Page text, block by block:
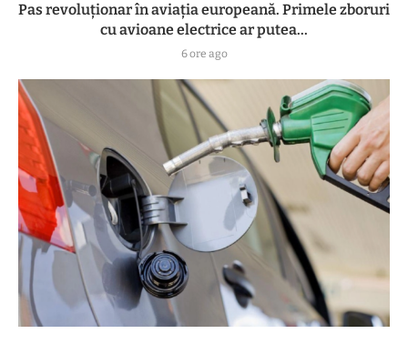
Pas revoluționar în aviația europeană. Primele zboruri
cu avioane electrice ar putea...
6 ore ago